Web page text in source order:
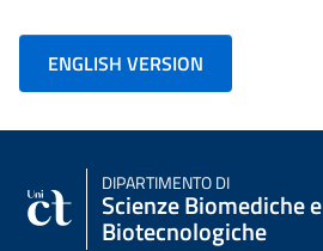
ENGLISH VERSION
DIPARTIMENTO DI
Scienze Biomediche e
Biotecnologiche